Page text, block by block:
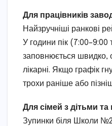
Для працівників
Найзручніші ранкові
У години пік (7:00–9:00
заповнюється швидко,
лікарні. Якщо графік
трохи раніше або
Для сімей з дітьми
Зупинки біля Школи